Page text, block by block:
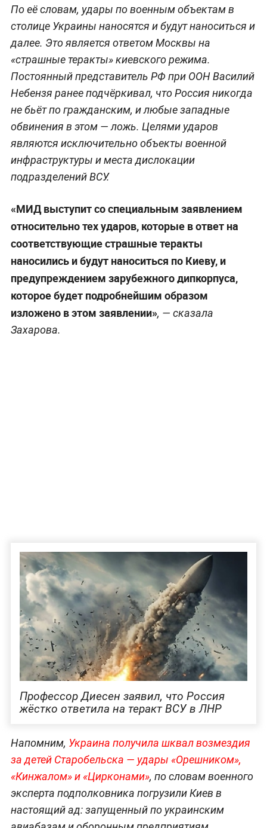
По её словам, удары по военным объектам в
столице Украины наносятся и будут наноситься и
далее. Это является ответом Москвы на
«страшные теракты» киевского режима.
Постоянный представитель РФ при ООН Василий
Небензя ранее подчёркивал, что Россия никогда
не бьёт по гражданским, и любые западные
обвинения в этом — ложь. Целями ударов
являются исключительно объекты военной
инфраструктуры и места дислокации
подразделений ВСУ.
«МИД выступит со специальным заявлением
относительно тех ударов, которые в ответ на
соответствующие страшные теракты
наносились и будут наноситься по Киеву, и
предупреждением зарубежного дипкорпуса,
которое будет подробнейшим образом
изложено в этом заявлении», — сказала
Захарова.
Профессор Диесен заявил, что Россия
жёстко ответила на теракт ВСУ в ЛНР
Напомним, Украина получила шквал возмездия
за детей Старобельска — удары «Орешником»,
«Кинжалом» и «Цирконами», по словам военного
эксперта подполковника погрузили Киев в
настоящий ад: запущенный по украинским